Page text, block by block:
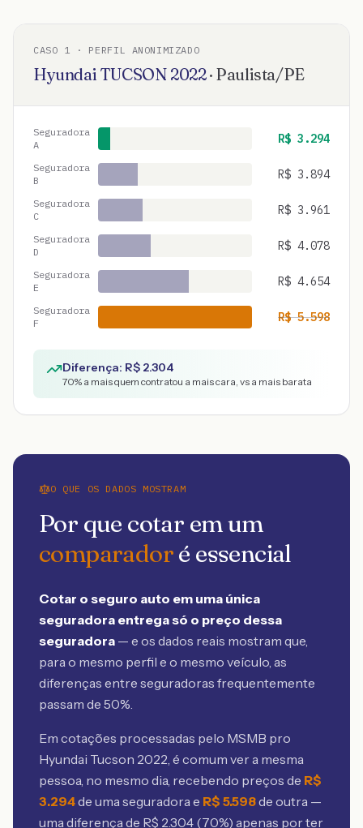
CASO 1 · PERFIL ANONIMIZADO
Hyundai TUCSON 2022· Paulista/PE
Seguradora
A
R$ 3.294
Seguradora
B
R$ 3.894
Seguradora
C
R$ 3.961
Seguradora
D
R$ 4.078
Seguradora
E
R$ 4.654
Seguradora
F
R$5.598
Diferença: R$ 2.304
70% a mais quem contratou a mais cara, vs a mais barata
O QUE OS DADOS MOSTRAM
Por que cotar em um
comparadoré essencial
Cotar o seguro auto em uma única
seguradora entrega só o preço dessa
seguradora — e os dados reais mostram que,
para o mesmo perfil e o mesmo veículo, as
diferenças entre seguradoras frequentemente
passam de 50%.
Em cotações processadas pelo MSMB pro
Hyundai Tucson 2022, é comum ver a mesma
pessoa, no mesmo dia, recebendo preços de R$
3.294de uma seguradora e R$ 5.598de outra —
uma diferença de R$ 2.304 (70%) apenas por ter